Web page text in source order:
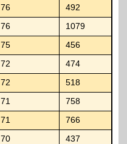
76 492
76 1079
75 456
72 474
72 518
71 758
71 766
70 437